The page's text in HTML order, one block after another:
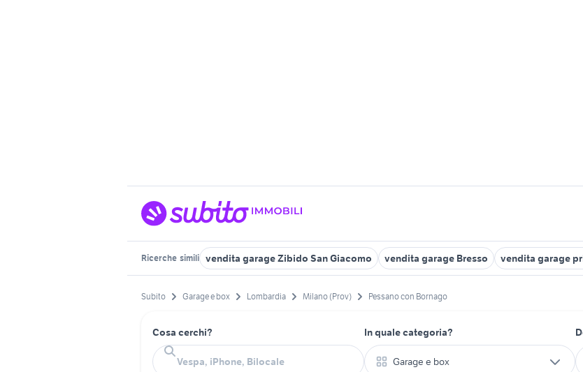
Ricerche simili vendita garage Zibido San Giacomo vendita garage Bresso vendita garage
Subito Garage e box Lombardia Milano (Prov) Pessano con Bornago
Cosa cerchi? In quale categoria?
Garage e box